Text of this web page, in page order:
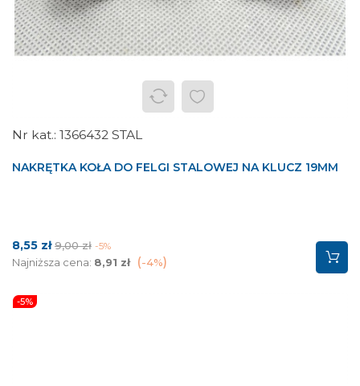
1366432 STAL
NAKRĘTKA KOŁA DO FELGI STALOWEJ NA KLUCZ 19MM
Cena
8,55 zł Cena
podstawowa
9,00 zł -5%
Najniższa cena: 8,91 zł -4%
-5%